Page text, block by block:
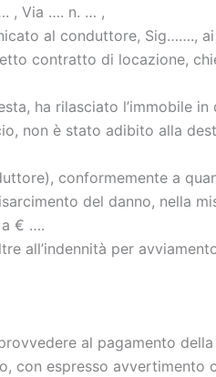
, Via …. n. … ,
al conduttore, Sig……., ai
contratto di locazione,
ha rilasciato l’immobile in
non è stato adibito alla
conformemente a
del danno, nella
a € ….
all’indennità per
al pagamento della
con espresso avvertimento